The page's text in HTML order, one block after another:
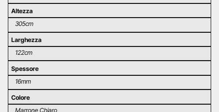
Altezza
305cm
Larghezza
122cm
Spessore
16mm
Colore
Marrone Chiaro